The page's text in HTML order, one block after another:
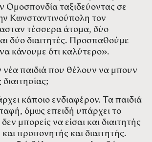
Ομοσπονδία ταξιδεύοντας σε
Κωνσταντινούπολη τον
τέσσερα άτομα, δύο
δύο διαιτητές. Προσπαθούμε
κάνουμε ότι καλύτερο».
παιδιά που θέλουν να μπουν
κάποιο ενδιαφέρον. Τα παιδιά
όμως επειδή υπάρχει το
μπορείς να είσαι και διαιτητής
προπονητής και διαιτητής.